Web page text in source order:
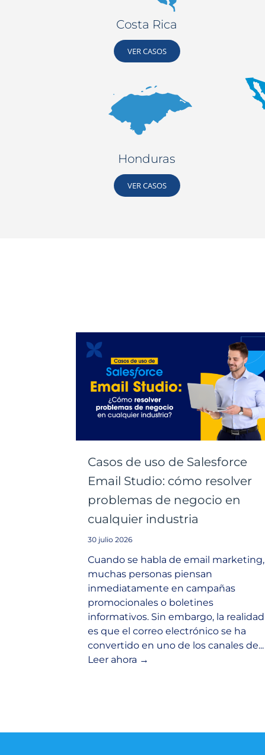
Costa Rica
VER CASOS
Honduras
VER CASOS
Casos de uso de Salesforce
Email Studio: cómo resolver
problemas de negocio en
cualquier industria
30 julio 2026
Cuando se habla de email marketing,
muchas personas piensan
inmediatamente en campañas
promocionales o boletines
informativos. Sin embargo, la realidad
es que el correo electrónico se ha
convertido en uno de los canales de...
Leer ahora →